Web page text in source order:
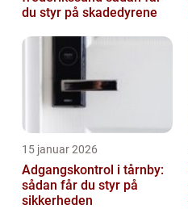
du styr på skadedyrene
15 januar 2026
Adgangskontrol i tårnby:
sådan får du styr på
sikkerheden